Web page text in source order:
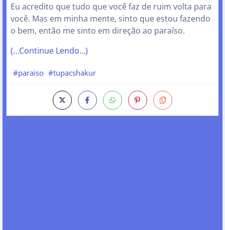
Eu acredito que tudo que você faz de ruim volta para
você. Mas em minha mente, sinto que estou fazendo
o bem, então me sinto em direção ao paraíso.
(…Continue Lendo…)
#paraiso #tupacshakur